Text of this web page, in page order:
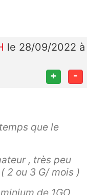
le 28/09/2022 à
+ -
que le
, très peu
2 ou 3 G/ mois )